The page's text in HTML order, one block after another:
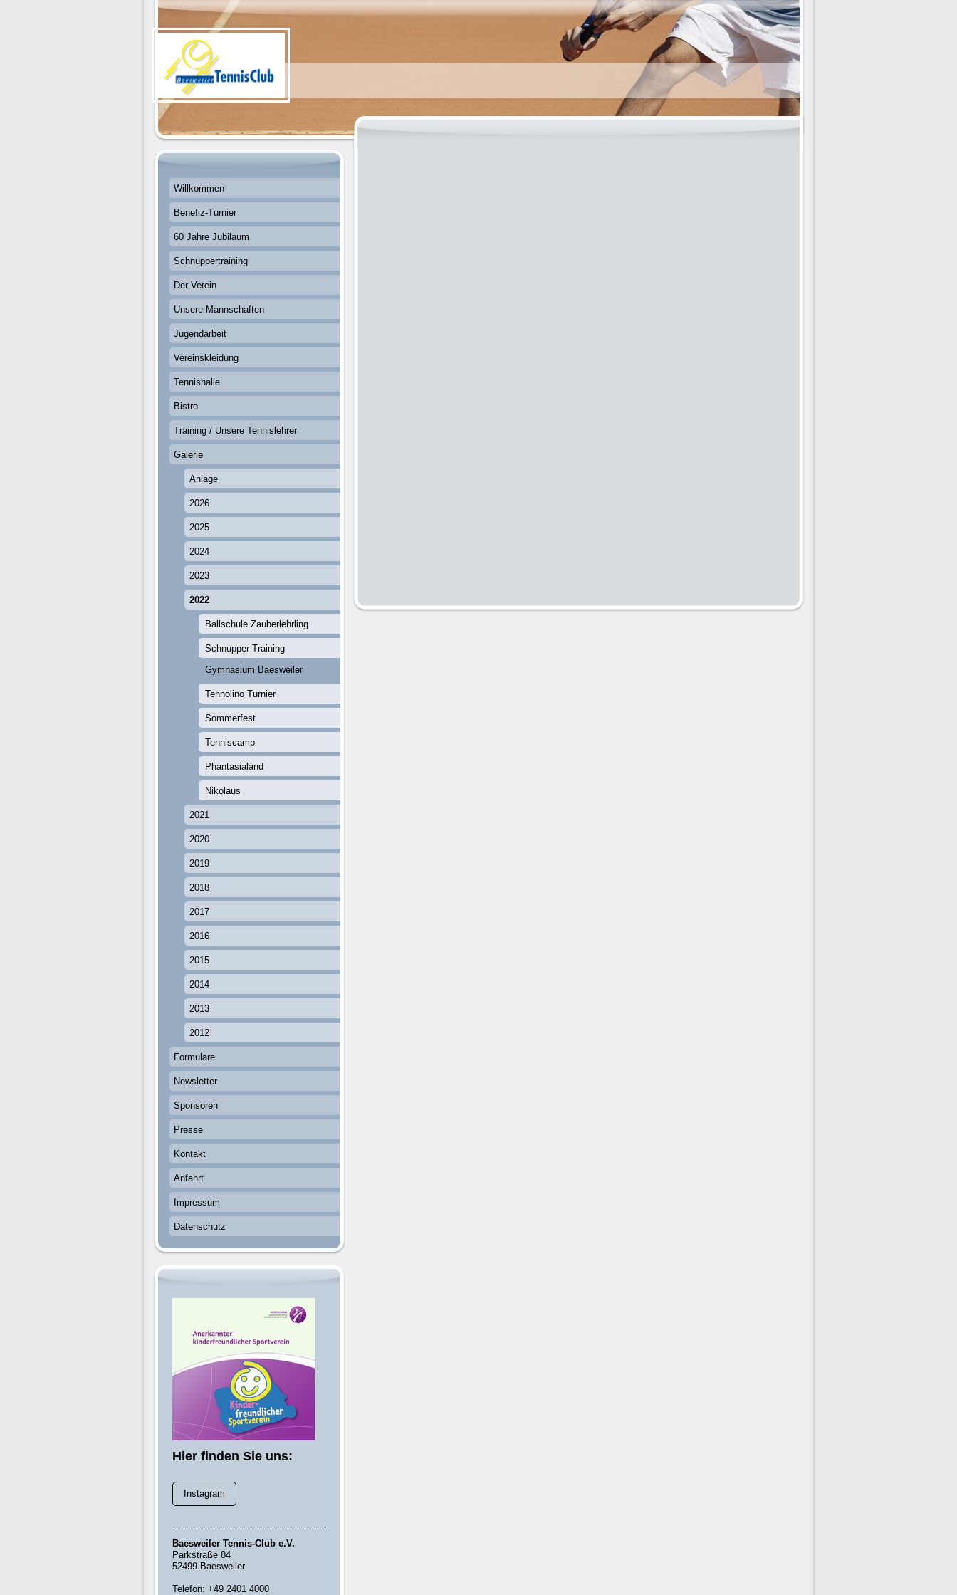
Willkommen
Benefiz-Turnier
60 Jahre Jubiläum
Schnuppertraining
Der Verein
Unsere Mannschaften
Jugendarbeit
Vereinskleidung
Tennishalle
Bistro
Training / Unsere Tennislehrer
Galerie
Anlage
2026
2025
2024
2023
2022
Ballschule Zauberlehrling
Schnupper Training
Gymnasium Baesweiler
Tennolino Turnier
Sommerfest
Tenniscamp
Phantasialand
Nikolaus
2021
2020
2019
2018
2017
2016
2015
2014
2013
2012
Formulare
Newsletter
Sponsoren
Presse
Kontakt
Anfahrt
Impressum
Datenschutz
Hier finden Sie uns:
Instagram
Baesweiler Tennis-Club e.V.
Parkstraße 84
52499 Baesweiler
Telefon: +49 2401 4000